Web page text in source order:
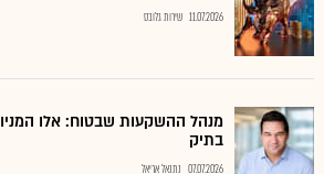
11.07.2026 שירות גלובס
מנהל ההשקעות שבטוח: אלו
בתיק
07.07.2026 נתנאל אריאל